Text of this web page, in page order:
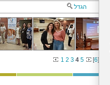
הגדל
1 2 3 4 5 [6]